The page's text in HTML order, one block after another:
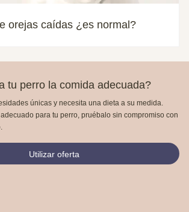
orejas caídas ¿es normal?
tu perro la comida adecuada?
únicas y necesita una dieta a su medida.
para tu perro, pruébalo sin compromiso con
Utilizar oferta